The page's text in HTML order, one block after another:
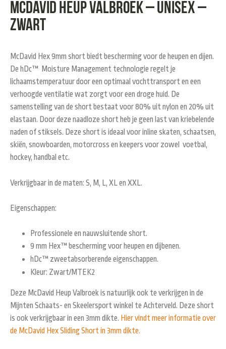
McDavid Heup Valbroek – Unisex –
Zwart
McDavid Hex 9mm short biedt bescherming voor de heupen en dijen.
De hDc™ Moisture Management technologie regelt je
lichaamstemperatuur door een optimaal vochttransport en een
verhoogde ventilatie wat zorgt voor een droge huid. De
samenstelling van de short bestaat voor 80% uit nylon en 20% uit
elastaan. Door deze naadloze short heb je geen last van kriebelende
naden of stiksels. Deze short is ideaal voor inline skaten, schaatsen,
skiën, snowboarden, motorcross en keepers voor zowel voetbal,
hockey, handbal etc.
Verkrijgbaar in de maten: S, M, L, XL en XXL.
Eigenschappen:
Professionele en nauwsluitende short.
9 mm Hex™ bescherming voor heupen en dijbenen.
hDc™ zweetabsorberende eigenschappen.
Kleur: Zwart/MTEK2
Deze McDavid Heup Valbroek is natuurlijk ook te verkrijgen in de
Mijnten Schaats- en Skeelersport winkel te Achterveld. Deze short
is ook verkrijgbaar in een 3mm dikte. Hier vindt meer informatie over
de McDavid Hex Sliding Short in 3mm dikte.